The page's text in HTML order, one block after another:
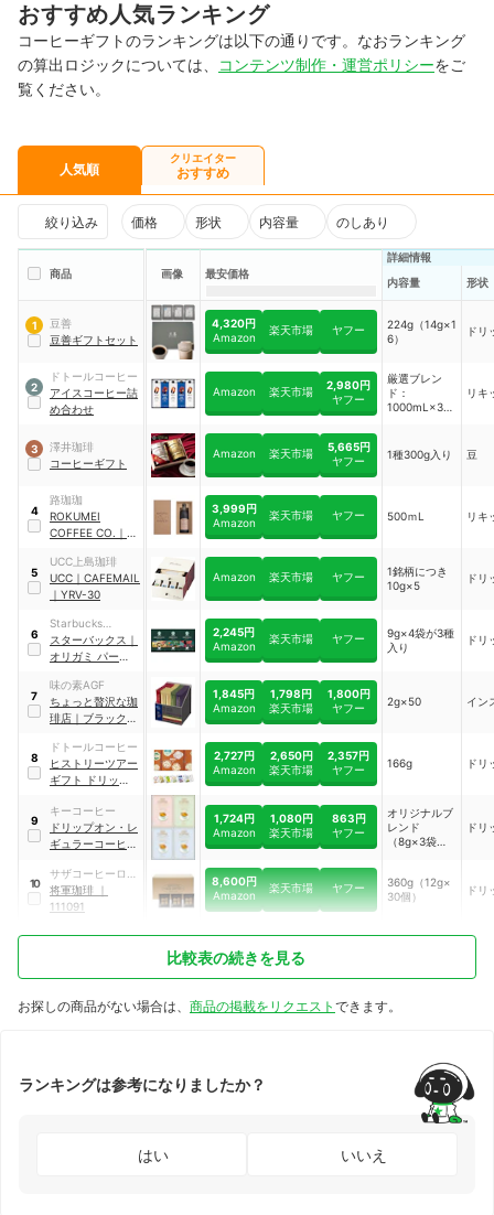
おすすめ人気ランキング
コーヒーギフトのランキングは以下の通りです。なおランキング
の算出ロジックについては、
コンテンツ制作・運営ポリシーをご
覧ください。
人気順
クリエイター
おすすめ
絞り込み 価格 形状 内容量 のしあり
商品 画像 最安価格
詳細情報
内容量
形状
1
豆善
豆善ギフトセット
4,320円
Amazon
楽天市場 ヤフー
224g（14g×1
6）
ドリ
2
ドトールコーヒー
アイスコーヒー詰
め合わせ
Amazon 楽天市場
2,980円
ヤフー
厳選ブレン
ド：
1000mL×3本
本
リキ
3
澤井珈琲
コーヒーギフト
Amazon 楽天市場
5,665円
ヤフー
1種300g入り 豆
4
路珈珈
ROKUMEI
COFFEE CO.
｜
ク 無糖
3,999円
Amazon
楽天市場 ヤフー 500ｍL リキ
5
UCC上島珈琲
UCC ｜ CAFEMAIL
｜ YRV-30
Amazon 楽天市場 ヤフー
1銘柄につき
10g×5
ドリ
6
Starbucks
Coffee
スターバックス ｜
オリガミ パーソナ
セット
2,245円
Amazon
楽天市場 ヤフー
9g×4袋が3種
入り
ドリ
7
味の素AGF
ちょっと贅沢な珈
琲店 ｜ ブラックイ
レンドアソート
1,845円
Amazon
1,798円
楽天市場
1,800円
ヤフー
2g×50 イン
8
ドトールコーヒー
ヒストリーツアー
ギフト ドリップパ
2,727円
Amazon
2,650円
楽天市場
2,357円
ヤフー
166g ドリ
9
キーコーヒー
ドリップオン・レ
ギュラーコーヒー
1,724円
Amazon
1,080円
楽天市場
863円
ヤフー
オリジナルブ
レンド
（8g×3袋）2
ッチブレンド
各（8g×3
ドリ
10
サザコーヒーロー
スター
将軍珈琲
111091
8,600円
Amazon
楽天市場 ヤフー
360g（12g×
30個）
ドリ
比較表の続きを見る
お探しの商品がない場合は、 商品の掲載をリクエスト できます。
ランキングは参考になりましたか？
はい いいえ